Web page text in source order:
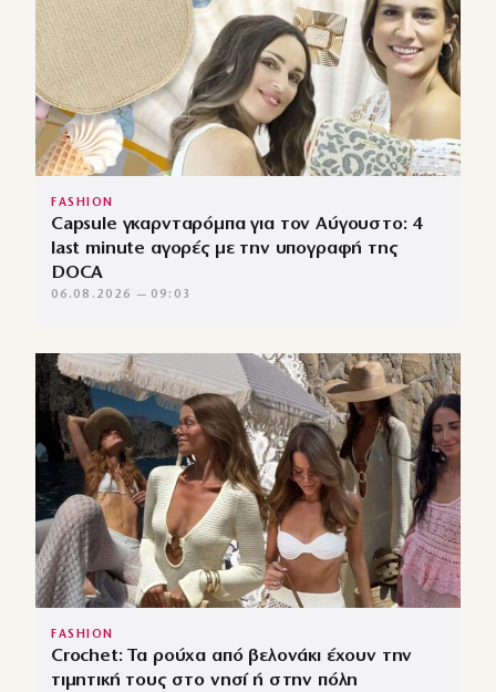
FASHION
Capsule γκαρνταρόμπα για τον Αύγουστο: 4
last minute αγορές με την υπογραφή της
DOCA
06.08.2026 — 09:03
FASHION
Crochet: Τα ρούχα από βελονάκι έχουν την
τιμητική τους στο νησί ή στην πόλη